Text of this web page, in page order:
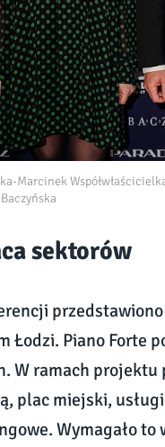
Marcinek
sektorów
Łodzi. Piano Forte
W ramach projektu
plac miejski,
Wymagało